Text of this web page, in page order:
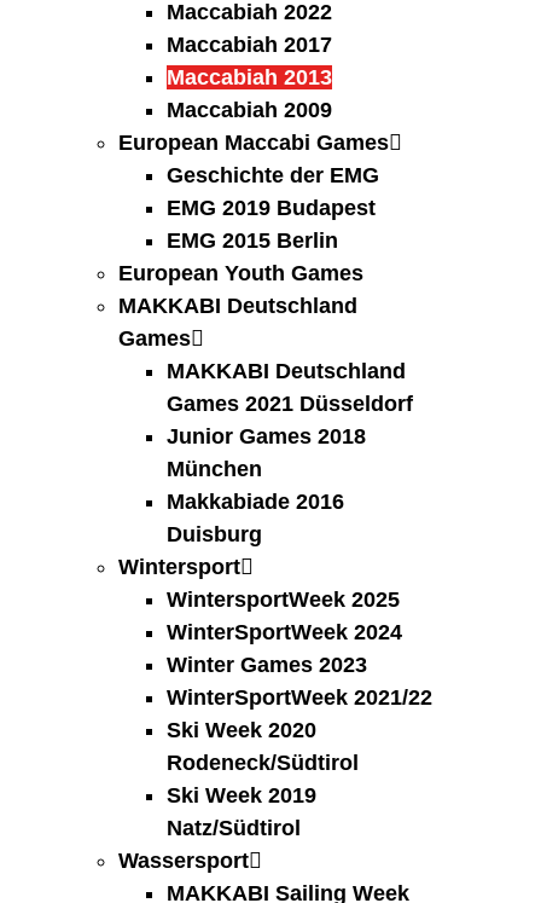
Maccabiah 2022
Maccabiah 2017
Maccabiah 2013
Maccabiah 2009
European Maccabi Games
Geschichte der EMG
EMG 2019 Budapest
EMG 2015 Berlin
European Youth Games
MAKKABI Deutschland
Games
MAKKABI Deutschland
Games 2021 Düsseldorf
Junior Games 2018
München
Makkabiade 2016
Duisburg
Wintersport
WintersportWeek 2025
WinterSportWeek 2024
Winter Games 2023
WinterSportWeek 2021/22
Ski Week 2020
Rodeneck/Südtirol
Ski Week 2019
Natz/Südtirol
Wassersport
MAKKABI Sailing Week